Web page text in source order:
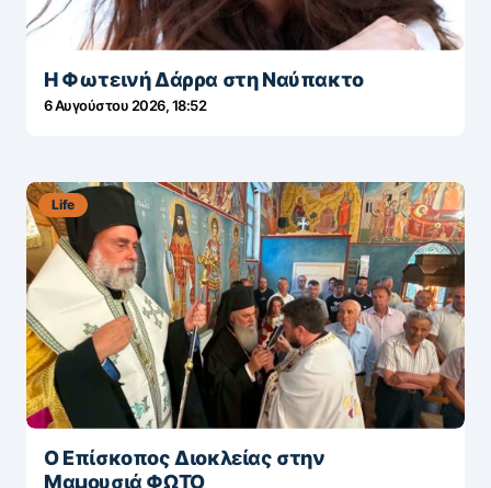
Η Φωτεινή Δάρρα στη Ναύπακτο
6 Αυγούστου 2026, 18:52
Life
Ο Επίσκοπος Διοκλείας στην
Μαμουσιά ΦΩΤΟ